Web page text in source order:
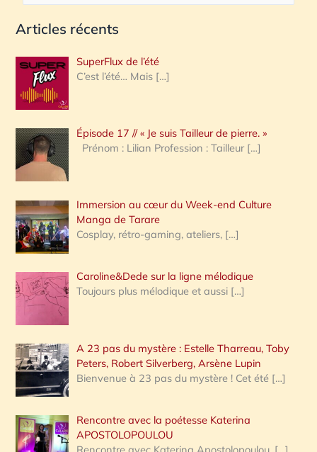
c
e
r
c
h
e
:
Articles récents
SuperFlux de l’été
C’est l’été… Mais […]
Épisode 17 // « Je suis Tailleur de pierre. »
Prénom : Lilian Profession : Tailleur […]
Immersion au cœur du Week-end Culture
Manga de Tarare
Cosplay, rétro-gaming, ateliers, […]
Caroline&Dede sur la ligne mélodique
Toujours plus mélodique et aussi […]
A 23 pas du mystère : Estelle Tharreau, Toby
Peters, Robert Silverberg, Arsène Lupin
Bienvenue à 23 pas du mystère ! Cet été […]
Rencontre avec la poétesse Katerina
APOSTOLOPOULOU